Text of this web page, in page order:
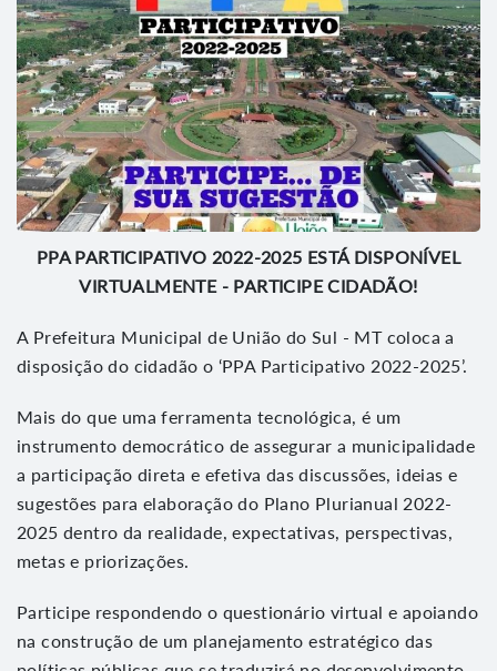
PPA PARTICIPATIVO 2022-2025 ESTÁ DISPONÍVEL
VIRTUALMENTE - PARTICIPE CIDADÃO!
A Prefeitura Municipal de União do Sul - MT coloca a
disposição do cidadão o ‘PPA Participativo 2022-2025’.
Mais do que uma ferramenta tecnológica, é um
instrumento democrático de assegurar a municipalidade
a participação direta e efetiva das discussões, ideias e
sugestões para elaboração do Plano Plurianual 2022-
2025 dentro da realidade, expectativas, perspectivas,
metas e priorizações.
Participe respondendo o questionário virtual e apoiando
na construção de um planejamento estratégico das